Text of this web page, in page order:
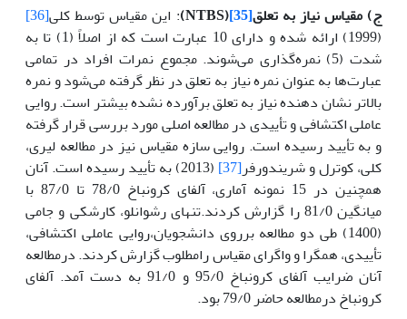
ج) مقیاس نیاز به تعلق[35]
(
NTBS
): این مقیاس توسط کلی[36]
(1999) ارائه شده و دارای 10 عبارت است که از اصلاً (1) تا به
شدت (5) نمره‌گذاری می‌شوند. مجموع نمرات افراد در تمامی
عبارت‌ها به عنوان نمره نیاز به تعلق در نظر گرفته می‌شود و نمره
بالاتر نشان دهنده نیاز به تعلق برآورده نشده بیشتر است. روایی
عاملی اکتشافی و تأییدی در مطالعه اصلی مورد بررسی قرار گرفته
و به تأیید رسیده است. روایی سازه مقیاس نیز در مطالعه لیری،
کلی، کوترل و شریندورفر[37]
(2013) به تأیید رسیده است. آنان
همچنین در 15 نمونه آماری، آلفای کرونباخ 78/0 تا 87/0 با
میانگین 81/0 را گزارش کردند.تنهای رشوانلو، کارشکی و جامی
(1400) طی دو مطالعه برروی دانشجویان،روایی عاملی اکتشافی،
تأییدی، همگرا و واگرای مقیاس رامطلوب گزارش کردند. درمطالعه
آنان ضرایب آلفای کرونباخ 95/0 و 91/0 به دست آمد. آلفای
کرونباخ درمطالعه حاضر 79/0 بود.